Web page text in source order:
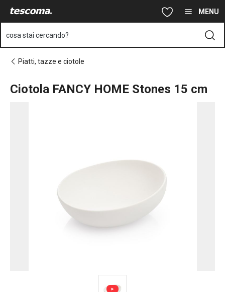
Vai al contenuto principale MENU
cosa stai cercando?
Piatti, tazze e ciotole
Ciotola FANCY HOME Stones 15 cm